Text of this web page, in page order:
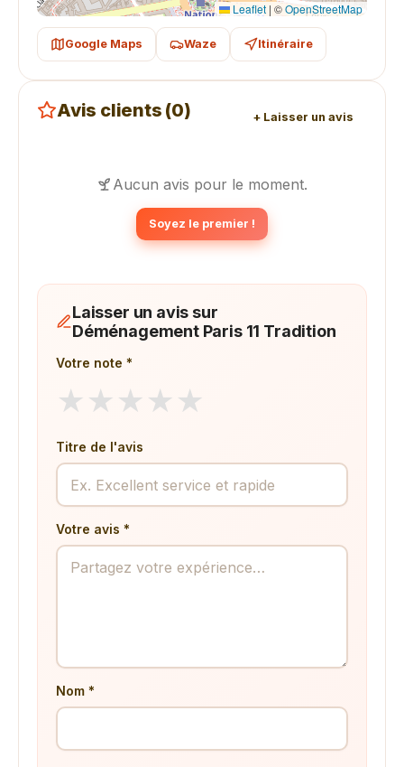
Leaflet | ©OpenStreetMap
Google Maps Waze Itinéraire
Avis clients (0) + Laisser un avis
Aucun avis pour le moment.
Soyez le premier !
Laisser un avis sur
Déménagement Paris 11 Tradition
Votre note *
★ ★ ★ ★ ★
Titre de l'avis
Votre avis *
Nom *